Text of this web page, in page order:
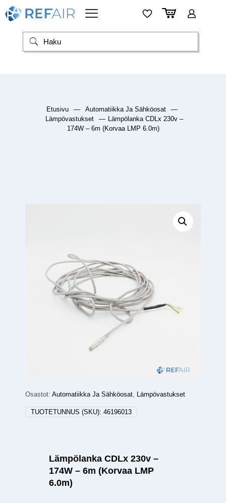
Etusivu — Automatiikka Ja Sähköosat
—
Lämpövastukset
— Lämpölanka CDLx 230v –
174W – 6m (Korvaa LMP 6.0m)
Osastot: Automatiikka Ja Sähköosat, Lämpövastukset
TUOTETUNNUS (SKU): 46196013
Lämpölanka CDLx 230v –
174W – 6m (Korvaa LMP
6.0m)